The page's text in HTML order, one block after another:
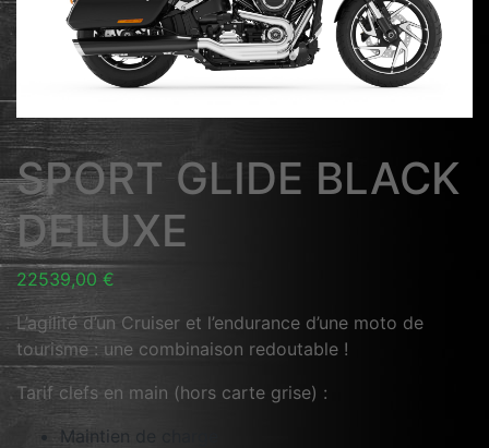
SPORT GLIDE BLACK
DELUXE
22539,00 €
L’agilité d’un Cruiser et l’endurance d’une moto de
tourisme : une combinaison redoutable !
Tarif clefs en main (hors carte grise) :
Maintien de charge